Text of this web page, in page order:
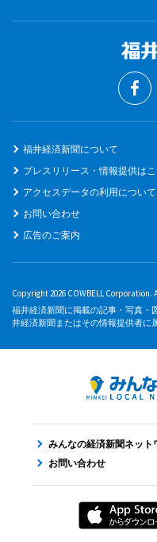
福井経済新聞について
プレスリリース・情報提供は
アクセスデータの利用について
お問い合わせ
広告のご案内
Copyright 2026 COWBELL Corporation.
福井経済新聞に掲載の記事・写真・
井経済新聞またはその情報提供者に
みんなの経済新聞ネット
お問い合わせ